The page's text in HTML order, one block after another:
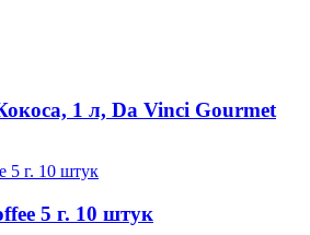
1 л, Da Vinci Gourmet
5 г. 10 штук